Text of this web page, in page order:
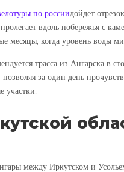
по россиидойдет
вдоль побережья с
месяцы, когда уровень воды
трасса из Ангарска в
за один день
между Иркутском и